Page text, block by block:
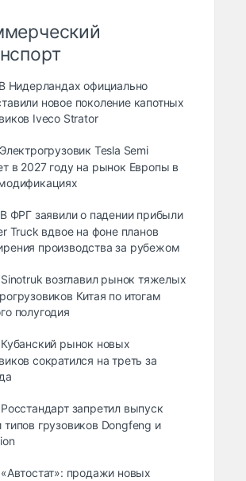
В Нидерландах официально
новое поколение капотных
Iveco Strator
Электрогрузовик Tesla Semi
в 2027 году на рынок Европы в
В ФРГ заявили о падении прибыли
Truck вдвое на фоне планов
производства за рубежом
Sinotruk возглавил рынок тяжелых
Китая по итогам
полугодия
Кубанский рынок новых
сократился на треть за
Росстандарт запретил выпуск
типов грузовиков Dongfeng и
«Автостат»: продажи новых